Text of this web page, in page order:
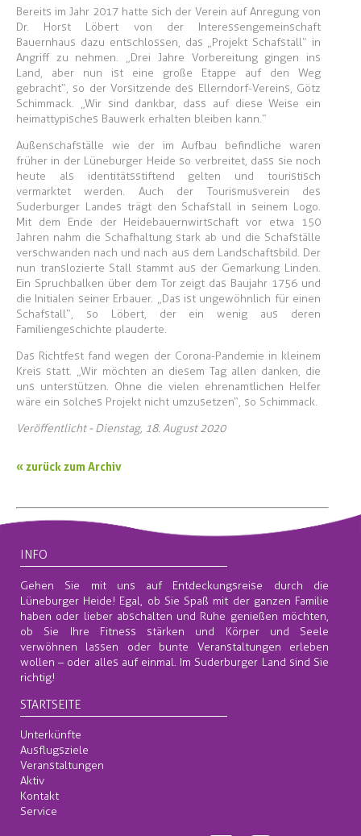
Bereits im Jahr 2017 hatte sich der Verein auf Anregung von
Dr. Horst Löbert von der Interessengemeinschaft
Bauernhaus dazu entschlossen, das „Projekt Schafstall“ in
Angriff zu nehmen. „Drei Jahre Vorbereitung gingen ins
Land, aber nun ist eine große Etappe auf den Weg
gebracht“, so der Vorsitzende des Ellerndorf-Vereins, Götz
Schimmack. „Wir sind dankbar, dass auf diese Weise ein
heimattypisches Bauwerk erhalten bleiben kann.“
Außenschafställe wie der im Aufbau befindliche waren
früher in der Lüneburger Heide so verbreitet, dass sie noch
heute als identitätsstiftend gelten und touristisch
vermarktet werden. Auch der Tourismusverein des
Suderburger Landes trägt den Schafstall in seinem Logo.
Mit dem Ende der Heidebauernwirtschaft vor etwa 150
Jahren nahm die Schafhaltung stark ab und die Schafställe
verschwanden nach und nach aus dem Landschaftsbild. Der
nun translozierte Stall stammt aus der Gemarkung Linden.
Ein Spruchbalken über dem Tor zeigt das Baujahr 1756 und
die Initialen seiner Erbauer. „Das ist ungewöhnlich für einen
Schafstall“, so Löbert, der ein wenig aus deren
Familiengeschichte plauderte.
Das Richtfest fand wegen der Corona-Pandemie in kleinem
Kreis statt. „Wir möchten an diesem Tag allen danken, die
uns unterstützen. Ohne die vielen ehrenamtlichen Helfer
wäre ein solches Projekt nicht umzusetzen“, so Schimmack.
Veröffentlicht - Dienstag, 18. August 2020
« zurück zum Archiv
INFO
Gehen Sie mit uns auf Entdeckungsreise durch die
Lüneburger Heide! Egal, ob Sie Spaß mit der ganzen Familie
haben oder lieber abschalten und Ruhe genießen möchten,
ob Sie Ihre Fitness stärken und Körper und Seele
verwöhnen lassen oder bunte Veranstaltungen erleben
wollen – oder alles auf einmal. Im Suderburger Land sind Sie
richtig!
STARTSEITE
Unterkünfte
Ausflugsziele
Veranstaltungen
Aktiv
Kontakt
Service